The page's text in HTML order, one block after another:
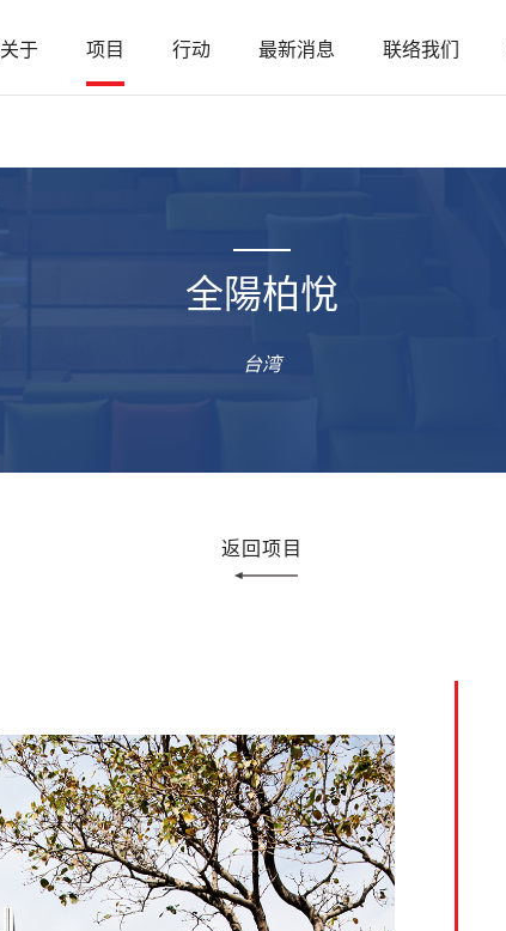
关于 项目 行动 最新消息 联络我们
全陽柏悅
台湾
返回项目